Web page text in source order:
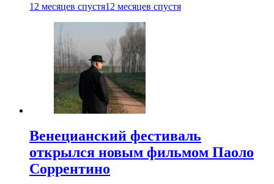
12 месяцев спустя12 месяцев спустя
Венецианский фестиваль
открылся новым фильмом Паоло
Соррентино